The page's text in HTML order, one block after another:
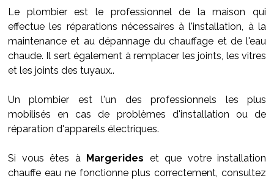
Le plombier est le professionnel de la maison qui
effectue les réparations nécessaires à l'installation, à la
maintenance et au dépannage du chauffage et de l'eau
chaude. Il sert également à remplacer les joints, les vitres
et les joints des tuyaux..
Un plombier est l'un des professionnels les plus
mobilisés en cas de problèmes d'installation ou de
réparation d'appareils électriques.
Si vous êtes à Margerides et que votre installation
chauffe eau ne fonctionne plus correctement, consultez